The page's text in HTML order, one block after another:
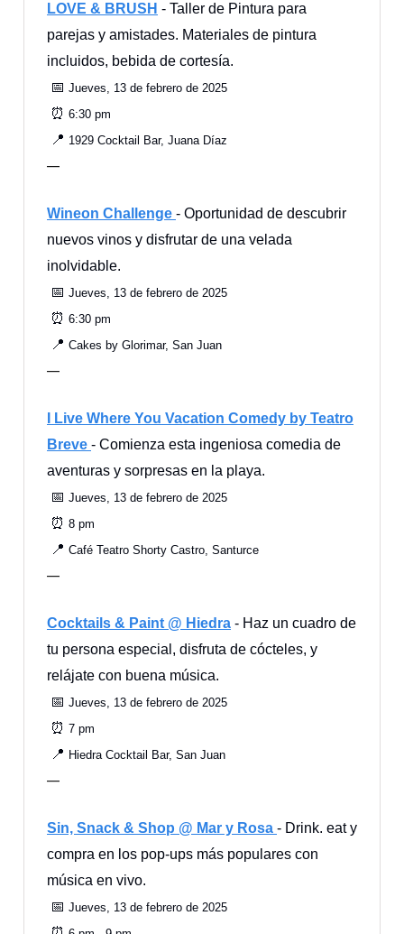
LOVE & BRUSH - Taller de Pintura para
parejas y amistades. Materiales de pintura
incluidos, bebida de cortesía.
📅 Jueves, 13 de febrero de 2025
⏰ 6:30 pm
📍 1929 Cocktail Bar, Juana Díaz
—
Wineon Challenge - Oportunidad de descubrir
nuevos vinos y disfrutar de una velada
inolvidable.
📅 Jueves, 13 de febrero de 2025
⏰ 6:30 pm
📍 Cakes by Glorimar, San Juan
—
I Live Where You Vacation Comedy by Teatro
Breve - Comienza esta ingeniosa comedia de
aventuras y sorpresas en la playa.
📅 Jueves, 13 de febrero de 2025
⏰ 8 pm
📍 Café Teatro Shorty Castro, Santurce
—
Cocktails & Paint @ Hiedra - Haz un cuadro de
tu persona especial, disfruta de cócteles, y
relájate con buena música.
📅 Jueves, 13 de febrero de 2025
⏰ 7 pm
📍 Hiedra Cocktail Bar, San Juan
—
Sin, Snack & Shop @ Mar y Rosa - Drink. eat y
compra en los pop-ups más populares con
música en vivo.
📅 Jueves, 13 de febrero de 2025